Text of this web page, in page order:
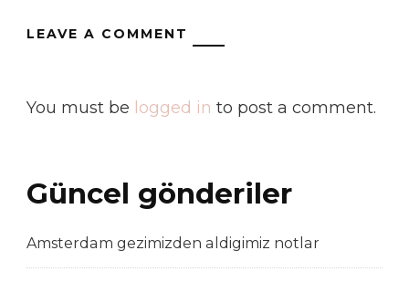
LEAVE A COMMENT
You must be logged in to post a comment.
Güncel gönderiler
Amsterdam gezimizden aldigimiz notlar